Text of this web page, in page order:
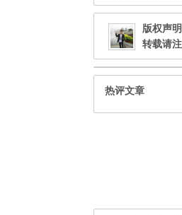
版权声明
转载请注
热评文章